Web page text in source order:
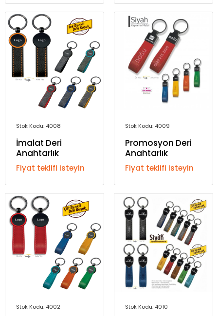
Stok Kodu: 4008
İmalat Deri
Anahtarlık
Fiyat teklifi isteyin
Stok Kodu: 4009
Promosyon Deri
Anahtarlık
Fiyat teklifi isteyin
Stok Kodu: 4002 Stok Kodu: 4010